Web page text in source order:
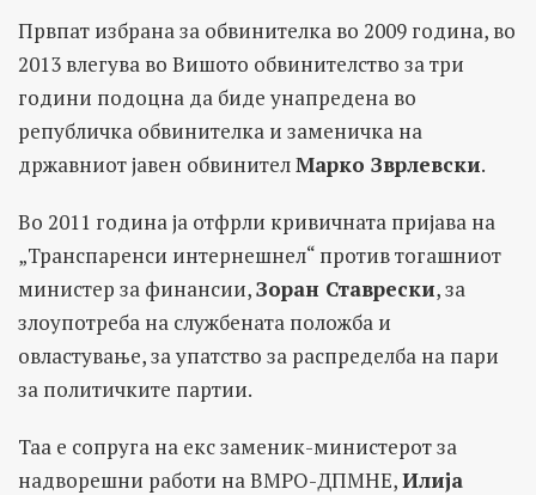
Првпат избрана за обвинителка во 2009 година, во
2013 влегува во Вишото обвинителство за три
години подоцна да биде унапредена во
републичка обвинителка и заменичка на
државниот јавен обвинителМарко Зврлевски.
Во 2011 година ја отфрли кривичната пријава на
„Транспаренси интернешнел“ против тогашниот
министер за финансии,Зоран Ставрески, за
злоупотреба на службената положба и
овластување, за упатство за распределба на пари
за политичките партии.
Таа е сопруга на екс заменик-министерот за
надворешни работи на ВМРО-ДПМНЕ,Илија